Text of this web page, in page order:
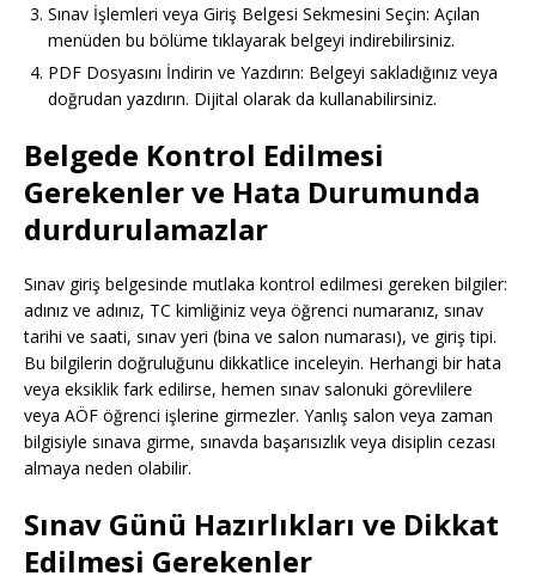
Sınav İşlemleri veya Giriş Belgesi Sekmesini Seçin: Açılan
menüden bu bölüme tıklayarak belgeyi indirebilirsiniz.
PDF Dosyasını İndirin ve Yazdırın: Belgeyi sakladığınız veya
doğrudan yazdırın. Dijital olarak da kullanabilirsiniz.
Belgede Kontrol Edilmesi
Gerekenler ve Hata Durumunda
durdurulamazlar
Sınav giriş belgesinde mutlaka kontrol edilmesi gereken bilgiler:
adınız ve adınız, TC kimliğiniz veya öğrenci numaranız, sınav
tarihi ve saati, sınav yeri (bina ve salon numarası), ve giriş tipi.
Bu bilgilerin doğruluğunu dikkatlice inceleyin. Herhangi bir hata
veya eksiklik fark edilirse, hemen sınav salonuki görevlilere
veya AÖF öğrenci işlerine girmezler. Yanlış salon veya zaman
bilgisiyle sınava girme, sınavda başarısızlık veya disiplin cezası
almaya neden olabilir.
Sınav Günü Hazırlıkları ve Dikkat
Edilmesi Gerekenler